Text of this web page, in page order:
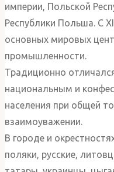
империи, Польской
Республики Польша. С
основных мировых
промышленности.
Традиционно
национальным и
населения при общей
взаимоуважении.
В городе и
поляки, русские,